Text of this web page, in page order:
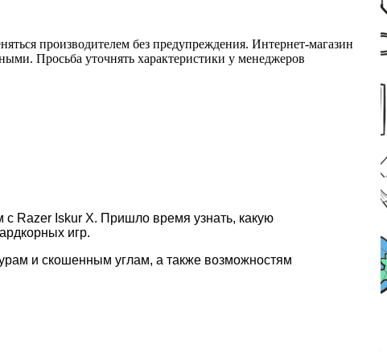
производителем без предупреждения. Интернет-магазин
Просьба уточнять характеристики у менеджеров
Razer Iskur X. Пришло время узнать, какую
игр.
и скошенным углам, а также возможностям